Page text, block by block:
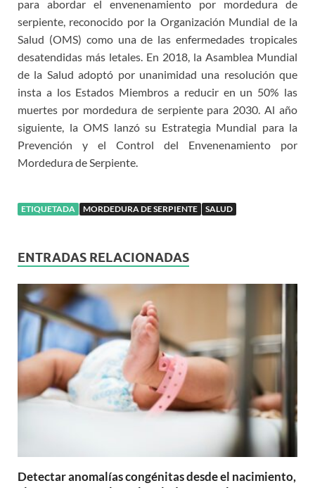
para abordar el envenenamiento por mordedura de
serpiente, reconocido por la Organización Mundial de la
Salud (OMS) como una de las enfermedades tropicales
desatendidas más letales. En 2018, la Asamblea Mundial
de la Salud adoptó por unanimidad una resolución que
insta a los Estados Miembros a reducir en un 50% las
muertes por mordedura de serpiente para 2030. Al año
siguiente, la OMS lanzó su Estrategia Mundial para la
Prevención y el Control del Envenenamiento por
Mordedura de Serpiente.
ETIQUETADA MORDEDURA DE SERPIENTE SALUD
ENTRADAS RELACIONADAS
Detectar anomalías congénitas desde el nacimiento,